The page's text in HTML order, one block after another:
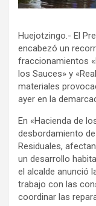
Huejotzingo.- El
encabezó un
fraccionamientos
los Sauces» y
materiales
ayer en la
En «Hacienda de
desbordamiento
Residuales,
un desarrollo
el alcalde anunció
trabajo con las
coordinar las